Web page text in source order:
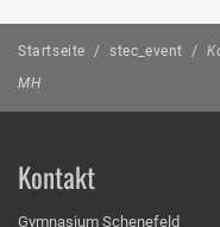
Startseite / stec_event /
MH
Kontakt
Gymnasium Schenefeld